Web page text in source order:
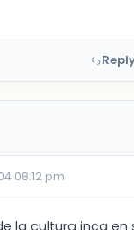
08:12 pm
la cultura inca en